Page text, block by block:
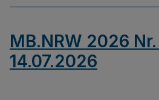
MB.NRW 2026 Nr.
14.07.2026